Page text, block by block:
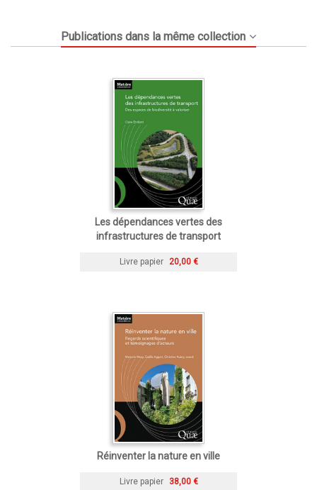
Publications dans la même collection
Les dépendances vertes des
infrastructures de transport
Livre papier 20,00 €
Réinventer la nature en ville
Livre papier 38,00 €